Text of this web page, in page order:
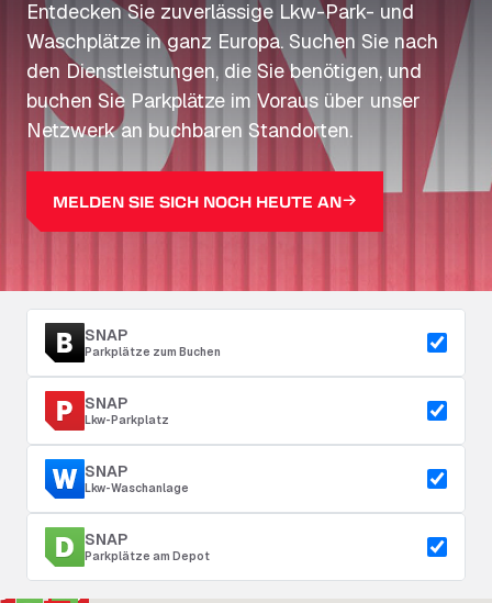
Entdecken Sie zuverlässige Lkw-Park- und
Waschplätze in ganz Europa. Suchen Sie nach
den Dienstleistungen, die Sie benötigen, und
buchen Sie Parkplätze im Voraus über unser
Netzwerk an buchbaren Standorten.
MELDEN SIE SICH NOCH HEUTE AN
SNAP
Parkplätze zum Buchen
SNAP
Lkw-Parkplatz
SNAP
Lkw-Waschanlage
SNAP
Parkplätze am Depot